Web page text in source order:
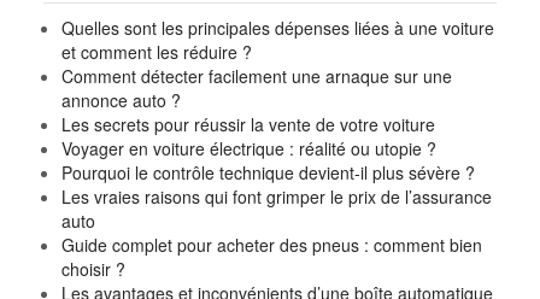
Quelles sont les principales dépenses liées à une voiture
et comment les réduire ?
Comment détecter facilement une arnaque sur une
annonce auto ?
Les secrets pour réussir la vente de votre voiture
Voyager en voiture électrique : réalité ou utopie ?
Pourquoi le contrôle technique devient-il plus sévère ?
Les vraies raisons qui font grimper le prix de l’assurance
auto
Guide complet pour acheter des pneus : comment bien
choisir ?
Les avantages et inconvénients d’une boîte automatique